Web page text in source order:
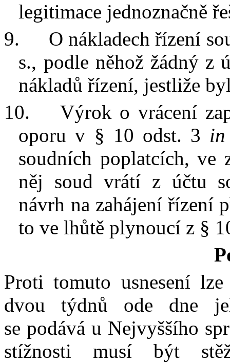
legitimace jednoznačně
9.
O nákladech řízení
s., podle něhož žádný z
nákladů řízení, jestliže
10.
Výrok o vrácení
oporu v § 10 odst. 3
soudních poplatcích, ve
něj soud vrátí z účtu
návrh na zahájení řízení
to ve lhůtě plynoucí z §
Proti tomuto usnesení lze
dvou týdnů ode dne
se podává u Nejvyššího
stížnosti musí být